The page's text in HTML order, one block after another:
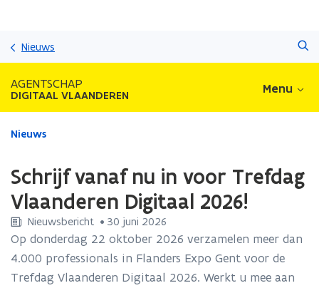
Nieuws
AGENTSCHAP
DIGITAAL VLAANDEREN Menu
Gedaan
bevindt
zich
op:
Schrijf
vanaf
Nieuws
Schrijf vanaf nu in voor Trefdag
Vlaanderen Digitaal 2026!
Nieuwsbericht • 30 juni 2026
Op donderdag 22 oktober 2026 verzamelen meer dan
4.000 professionals in Flanders Expo Gent voor de
Trefdag Vlaanderen Digitaal 2026. Werkt u mee aan